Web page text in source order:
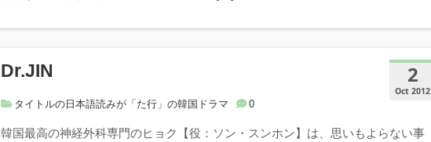
2
Oct 2012
Dr.JIN
タイトルの日本語読みが「た行」の韓国ドラマ 0
韓国最高の神経外科専門のヒョク【役：ソン・スンホン】は、思いもよらない事